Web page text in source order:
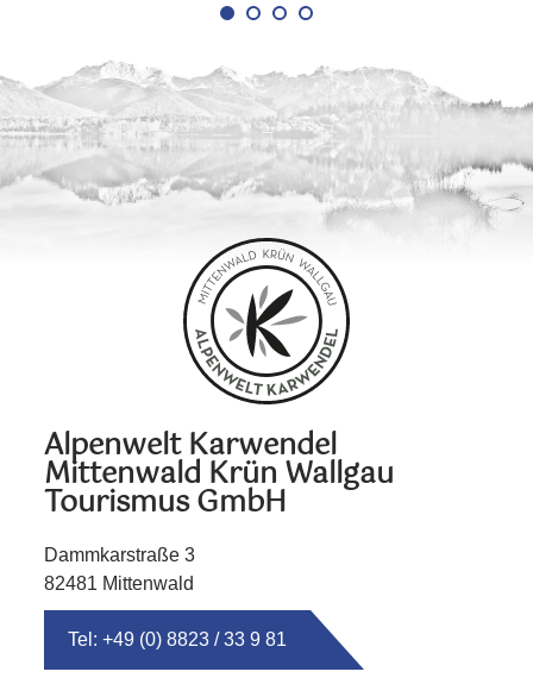
Alpenwelt Karwendel
Mittenwald Krün Wallgau
Tourismus GmbH
Dammkarstraße 3
82481 Mittenwald
Tel: +49 (0) 8823 / 33 9 81